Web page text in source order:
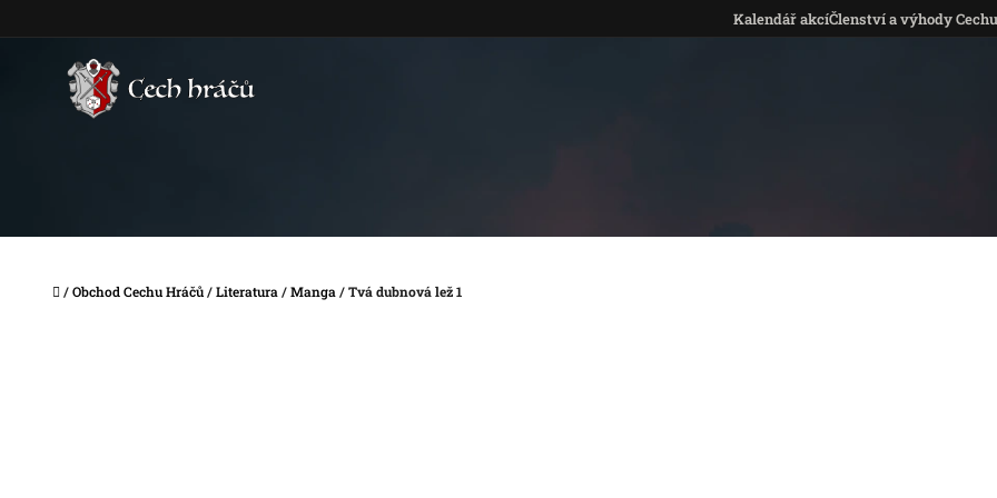
Kalendář akcíČlenství a výhody Cechu
Domů
/Obchod Cechu Hráčů/Literatura/Manga/Tvá dubnová lež 1